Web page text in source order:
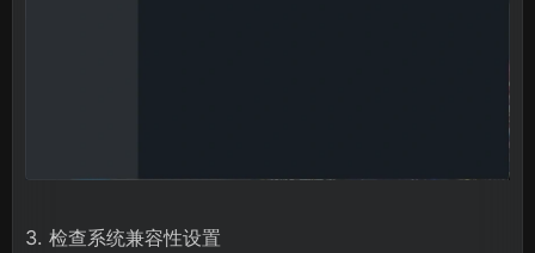
3. 检查系统兼容性设置